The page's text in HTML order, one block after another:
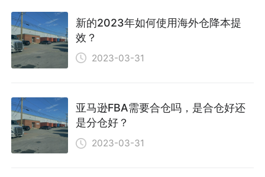
新的2023年如何使用海外仓降本提
效？
2023-03-31
亚马逊FBA需要合仓吗，是合仓好还
是分仓好？
2023-03-31